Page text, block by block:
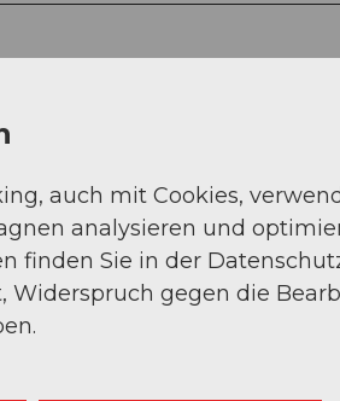
auch mit Cookies,
analysieren und
finden Sie in der
Widerspruch gegen die